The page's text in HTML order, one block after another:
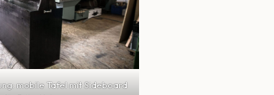
mobile Tafel mit Sideboard